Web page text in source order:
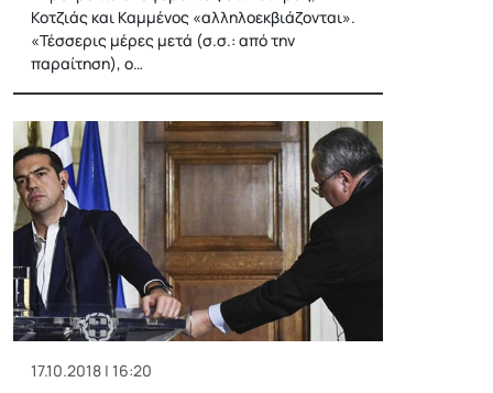
Κοτζιάς και Καμμένος «αλληλοεκβιάζονται».
«Τέσσερις μέρες μετά (σ.σ.: από την
παραίτηση), ο…
17.10.2018 | 16:20